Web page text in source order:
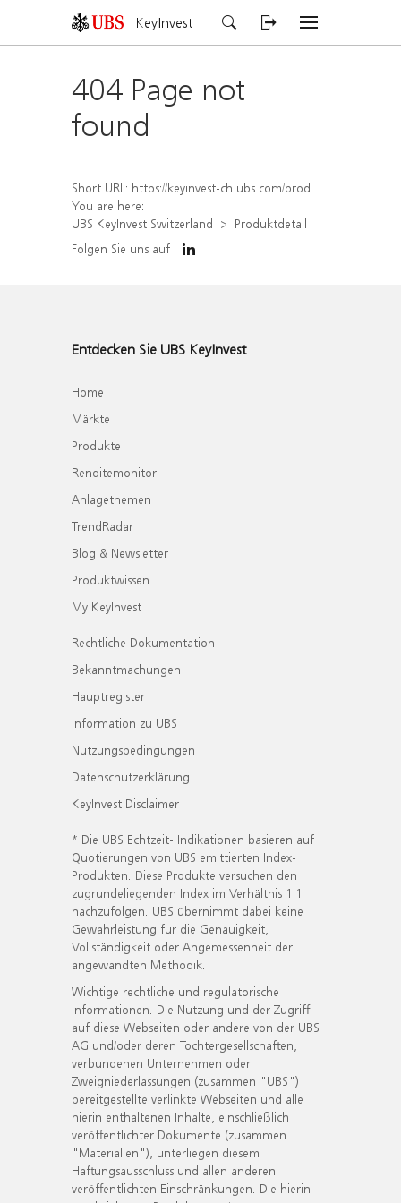
KeyInvest
404 Page not
found
Short URL: https://keyinvest-ch.ubs.com/produkt/detail/index/isin/CH1567388728
You are here:
UBS KeyInvest Switzerland
Produktdetail
Folgen Sie uns auf
Entdecken Sie UBS KeyInvest
Home
Märkte
Produkte
Renditemonitor
Anlagethemen
TrendRadar
Blog & Newsletter
Produktwissen
My KeyInvest
Rechtliche Dokumentation
Bekanntmachungen
Hauptregister
Information zu UBS
Nutzungsbedingungen
Datenschutzerklärung
KeyInvest Disclaimer
* Die UBS Echtzeit- Indikationen basieren auf
Quotierungen von UBS emittierten Index-
Produkten. Diese Produkte versuchen den
zugrundeliegenden Index im Verhältnis 1:1
nachzufolgen. UBS übernimmt dabei keine
Gewährleistung für die Genauigkeit,
Vollständigkeit oder Angemessenheit der
angewandten Methodik.
Wichtige rechtliche und regulatorische
Informationen. Die Nutzung und der Zugriff
auf diese Webseiten oder andere von der UBS
AG und/oder deren Tochtergesellschaften,
verbundenen Unternehmen oder
Zweigniederlassungen (zusammen "UBS")
bereitgestellte verlinkte Webseiten und alle
hierin enthaltenen Inhalte, einschließlich
veröffentlichter Dokumente (zusammen
"Materialien"), unterliegen diesem
Haftungsausschluss und allen anderen
veröffentlichten Einschränkungen. Die hierin